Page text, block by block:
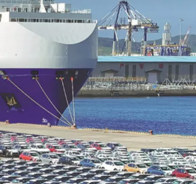
Español
Português
عربي
kiswahili